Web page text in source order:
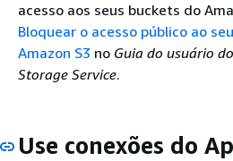
acesso aos seus buckets do
Bloquear o acesso público ao
Amazon S3 no Guia do usuário
Storage Service.
Use conexões do